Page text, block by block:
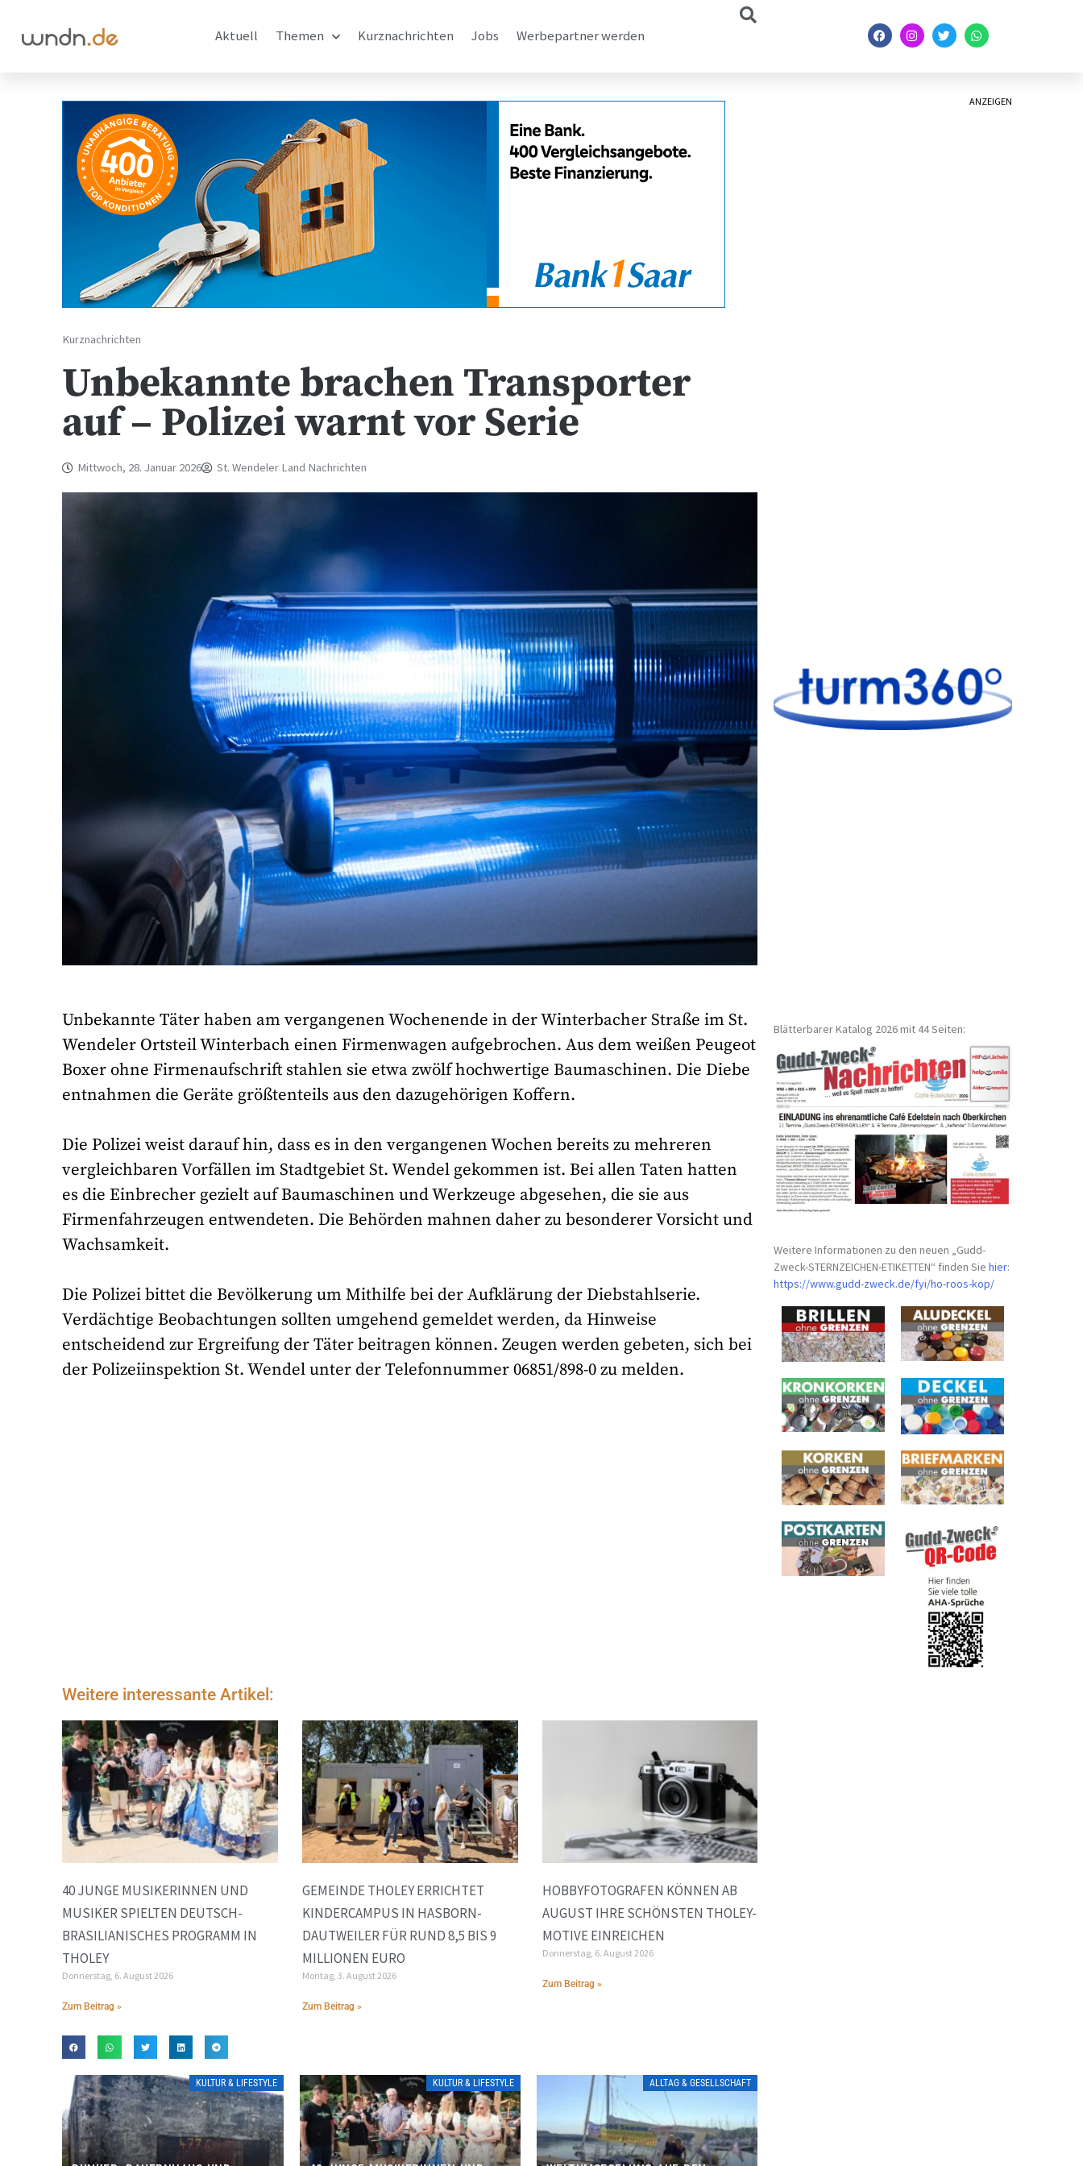
Aktuell Themen Kurznachrichten Jobs Werbepartner werden
Kurznachrichten
Unbekannte brachen Transporter
auf – Polizei warnt vor Serie
Mittwoch, 28. Januar 2026 St. Wendeler Land Nachrichten
Unbekannte Täter haben am vergangenen Wochenende in der Winterbacher Straße im St.
Wendeler Ortsteil Winterbach einen Firmenwagen aufgebrochen. Aus dem weißen Peugeot
Boxer ohne Firmenaufschrift stahlen sie etwa zwölf hochwertige Baumaschinen. Die Diebe
entnahmen die Geräte größtenteils aus den dazugehörigen Koffern.
Die Polizei weist darauf hin, dass es in den vergangenen Wochen bereits zu mehreren
vergleichbaren Vorfällen im Stadtgebiet St. Wendel gekommen ist. Bei allen Taten hatten
es die Einbrecher gezielt auf Baumaschinen und Werkzeuge abgesehen, die sie aus
Firmenfahrzeugen entwendeten. Die Behörden mahnen daher zu besonderer Vorsicht und
Wachsamkeit.
Die Polizei bittet die Bevölkerung um Mithilfe bei der Aufklärung der Diebstahlserie.
Verdächtige Beobachtungen sollten umgehend gemeldet werden, da Hinweise
entscheidend zur Ergreifung der Täter beitragen können. Zeugen werden gebeten, sich bei
der Polizeiinspektion St. Wendel unter der Telefonnummer 06851/898-0 zu melden.
Weitere interessante Artikel:
40 JUNGE MUSIKERINNEN UND
MUSIKER SPIELTEN DEUTSCH-
BRASILIANISCHES PROGRAMM IN
THOLEY
Donnerstag, 6. August 2026
Zum Beitrag »
GEMEINDE THOLEY ERRICHTET
KINDERCAMPUS IN HASBORN-
DAUTWEILER FÜR RUND 8,5 BIS 9
MILLIONEN EURO
Montag, 3. August 2026
Zum Beitrag »
HOBBYFOTOGRAFEN KÖNNEN AB
AUGUST IHRE SCHÖNSTEN THOLEY-
MOTIVE EINREICHEN
Donnerstag, 6. August 2026
Zum Beitrag »
KULTUR & LIFESTYLE KULTUR & LIFESTYLE ALLTAG & GESELLSCHAFT
ANZEIGEN
Blätterbarer Katalog 2026 mit 44 Seiten:
Weitere Informationen zu den neuen „Gudd-
Zweck-STERNZEICHEN-ETIKETTEN“ finden Siehier:
https://www.gudd-zweck.de/fyi/ho-roos-kop/